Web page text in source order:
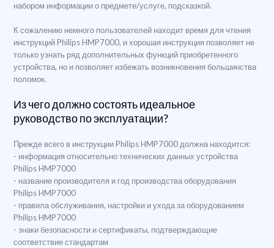
набором информации о предмете/услуге, подсказкой.
К сожалению немного пользователей находит время для чтения
инструкций Philips HMP7000, и хорошая инструкция позволяет не
только узнать ряд дополнительных функций приобретенного
устройства, но и позволяет избежать возникновения большинства
поломок.
Из чего должно состоять идеальное
руководство по эксплуатации?
Прежде всего в инструкции Philips HMP7000 должна находится:
- информация относительно технических данных устройства
Philips HMP7000
- название производителя и год производства оборудования
Philips HMP7000
- правила обслуживания, настройки и ухода за оборудованием
Philips HMP7000
- знаки безопасности и сертификаты, подтверждающие
соответствие стандартам